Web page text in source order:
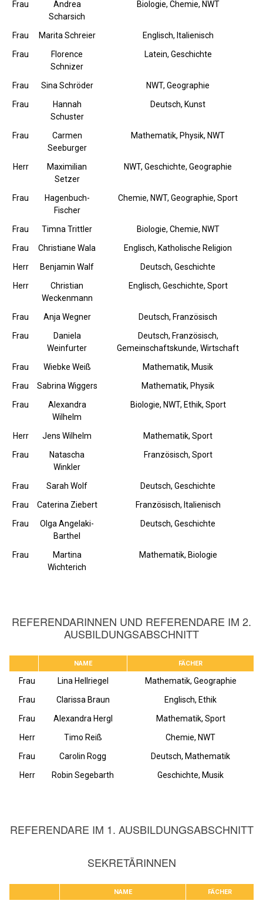
Frau
Andrea
Scharsich
Biologie, Chemie, NWT
Frau Marita Schreier
Englisch, Italienisch
Frau
Florence
Schnizer
Latein, Geschichte
Frau Sina Schröder
NWT, Geographie
Frau
Hannah
Schuster
Deutsch, Kunst
Frau
Carmen
Seeburger
Mathematik, Physik, NWT
Herr
Maximilian
Setzer
NWT, Geschichte, Geographie
Frau
Hagenbuch-
Fischer
Chemie, NWT, Geographie, Sport
Frau Timna Trittler
Biologie, Chemie, NWT
Frau
Christiane Wala
Englisch, Katholische Religion
Herr
Benjamin Walf
Deutsch, Geschichte
Herr
Christian
Weckenmann
Englisch, Geschichte, Sport
Frau Anja Wegner
Deutsch, Französisch
Frau
Daniela
Weinfurter
Deutsch, Französisch,
Gemeinschaftskunde, Wirtschaft
Frau
Wiebke Weiß
Mathematik, Musik
Frau
Sabrina Wiggers
Mathematik, Physik
Frau
Alexandra
Wilhelm
Biologie, NWT, Ethik, Sport
Herr Jens Wilhelm
Mathematik, Sport
Frau
Natascha
Winkler
Französisch, Sport
Frau Sarah Wolf
Deutsch, Geschichte
Frau
Caterina Ziebert
Französisch, Italienisch
Frau
Olga Angelaki-
Barthel
Deutsch, Geschichte
Frau
Martina
Wichterich
Mathematik, Biologie
REFERENDARINNEN UND REFERENDARE IM 2.
AUSBILDUNGSABSCHNITT
NAME FÄCHER
Frau Lina Hellriegel
Mathematik, Geographie
Frau
Clarissa Braun
Englisch, Ethik
Frau
Alexandra Hergl
Mathematik, Sport
Herr
Timo Reiß
Chemie, NWT
Frau
Carolin Rogg
Deutsch, Mathematik
Herr
Robin Segebarth Geschichte, Musik
REFERENDARE IM 1. AUSBILDUNGSABSCHNITT
SEKRETÄRINNEN
NAME FÄCHER